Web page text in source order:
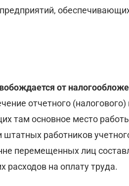
от
отчетного (налогового)
там основное место
штатных работников
перемещенных лиц
на оплату труда.